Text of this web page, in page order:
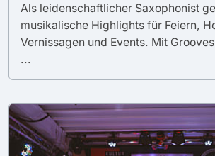
Als leidenschaftlicher Saxophonist
musikalische Highlights für Feiern,
Vernissagen und Events. Mit
...